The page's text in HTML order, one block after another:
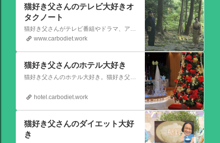
猫好き父さんのテレビ大好きオ
タクノート
猫好き父さんがテレビ番組やドラマ、アニメ、特撮ヒーロー,そしてダイエットについて書いたブログです。
www.carbodiet.work
猫好き父さんのホテル大好き
hotel.carbodiet.work
猫好き父さんのダイエット大好
き